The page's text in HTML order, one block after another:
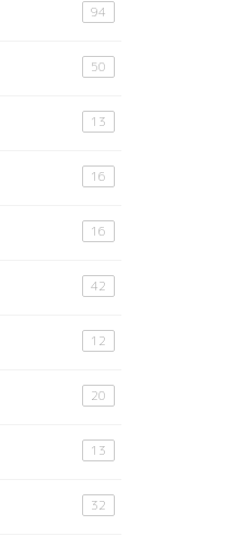
94
50
13
16
16
42
12
20
13
32